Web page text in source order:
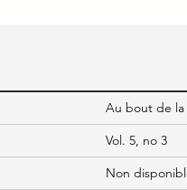
Au bout de la
Vol. 5, no 3
Non